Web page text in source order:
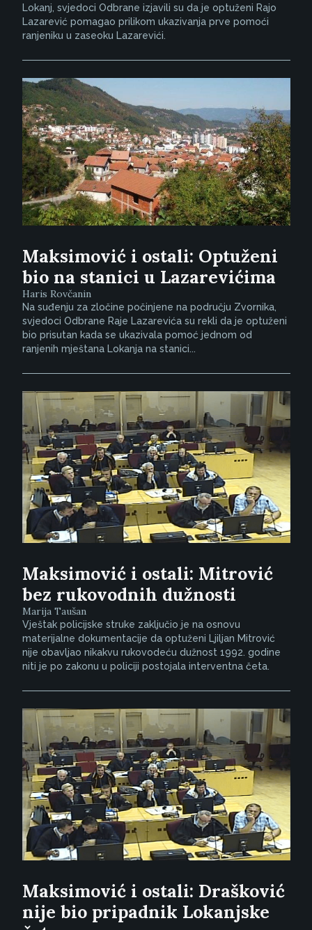
Lokanj, svjedoci Odbrane izjavili su da je optuženi Rajo
Lazarević pomagao prilikom ukazivanja prve pomoći
ranjeniku u zaseoku Lazarevići.
Maksimović i ostali: Optuženi
bio na stanici u Lazarevićima
Haris Rovčanin
Na suđenju za zločine počinjene na području Zvornika,
svjedoci Odbrane Raje Lazarevića su rekli da je optuženi
bio prisutan kada se ukazivala pomoć jednom od
ranjenih mještana Lokanja na stanici...
Maksimović i ostali: Mitrović
bez rukovodnih dužnosti
Marija Taušan
Vještak policijske struke zaključio je na osnovu
materijalne dokumentacije da optuženi Ljiljan Mitrović
nije obavljao nikakvu rukovodeću dužnost 1992. godine
niti je po zakonu u policiji postojala interventna četa.
Maksimović i ostali: Drašković
nije bio pripadnik Lokanjske